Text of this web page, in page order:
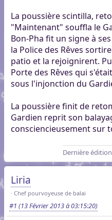
La poussière scintilla,
"Maintenant" souffla le
Bon-Pha fit un signe à
la Police des Rêves
patio et la rejoignirent.
Porte des Rêves qui
sous l'injonction du
La poussière finit de
Gardien reprit son
consciencieusement sur
Dernière édition
Liria
Chef pourvoyeuse de balai
#1 (13 Février 2013 à 03:15:20)